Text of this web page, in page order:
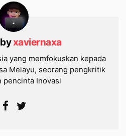
xaviernaxa
yang memfokuskan kepada
Melayu, seorang pengkritik
pencinta Inovasi